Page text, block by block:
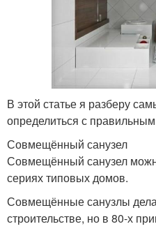
В этой статье я разберу
определиться с
Совмещённый санузел
Совмещённый санузел
сериях типовых домов.
Совмещённые санузлы
строительстве, но в 80-х